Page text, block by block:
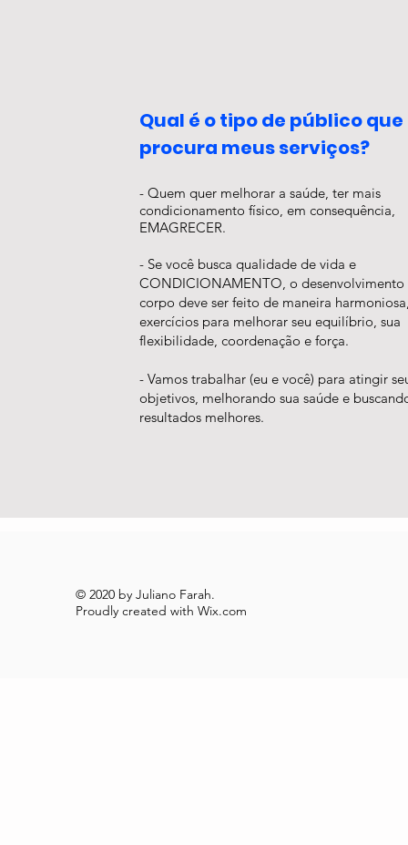
Qual é o tipo de público
procura meus serviços?
- Quem quer melhorar a saúde, ter mais
condicionamento físico, em consequência,
EMAGRECER.
- Se você busca qualidade de vida e
CONDICIONAMENTO, o desenvolvimento
corpo deve ser feito de maneira
exercícios para melhorar seu equilíbrio, sua
flexibilidade, coordenação e força.
- Vamos trabalhar (eu e você) para atingir
objetivos, melhorando sua saúde e
resultados melhores.
© 2020 by Juliano Farah.
Proudly created with Wix.com